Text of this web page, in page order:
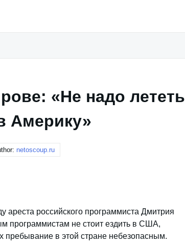
«Не надо лететь
Америку»
netoscoup.ru
ареста российского программиста Дмитрия
программистам не стоит ездить в США,
пребывание в этой стране небезопасным.